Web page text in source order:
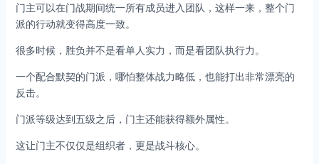
门主可以在门战期间统一所有成员进入团队，这样一来，整个门
派的行动就变得高度一致。
很多时候，胜负并不是看单人实力，而是看团队执行力。
一个配合默契的门派，哪怕整体战力略低，也能打出非常漂亮的
反击。
门派等级达到五级之后，门主还能获得额外属性。
这让门主不仅仅是组织者，更是战斗核心。